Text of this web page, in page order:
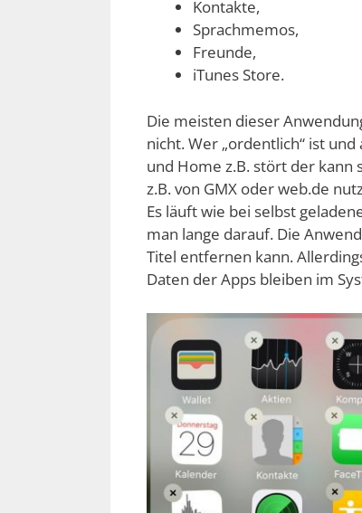
Kontakte,
Sprachmemos,
Freunde,
iTunes Store.
Die meisten dieser
nicht. Wer „ordentlich“ ist
und Home z.B. stört der
z.B. von GMX oder web.de
Es läuft wie bei selbst
man lange darauf. Die
Titel entfernen kann.
Daten der Apps bleiben im